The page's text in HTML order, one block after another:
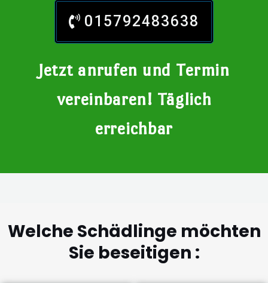
015792483638
Jetzt anrufen und Termin
vereinbaren! Täglich
erreichbar
Welche Schädlinge möchten
Sie beseitigen :